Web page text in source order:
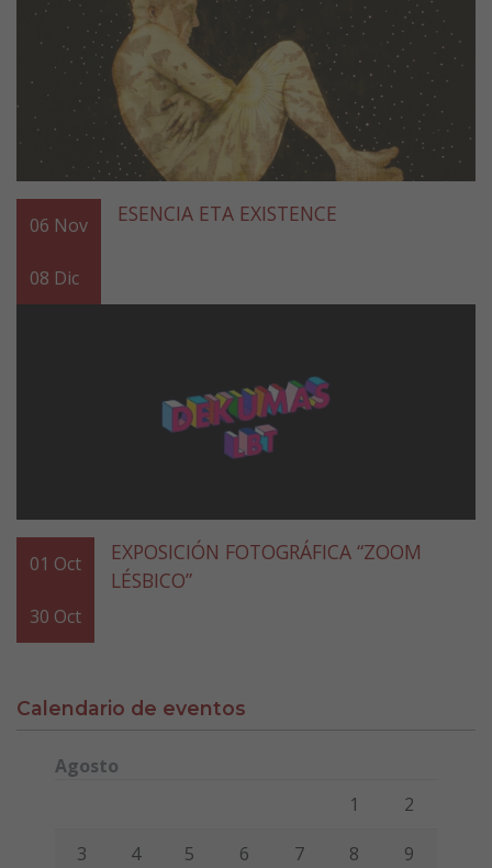
06 Nov
08 Dic
ESENCIA ETA EXISTENCE
01 Oct
30 Oct
EXPOSICIÓN FOTOGRÁFICA “ZOOM
LÉSBICO”
Calendario de eventos
Agosto
Viernes Sábado
1 2
3 4 5 6 7 8 9